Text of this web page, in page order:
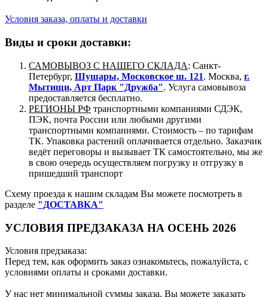
Условия заказа, оплаты и доставки
Виды и сроки доставки:
САМОВЫВОЗ С НАШЕГО СКЛАДА: Санкт-
Петербург, Шушары, Московское ш. 121. Москва, г.
Мытищи, Арт Парк "Дружба". Услуга самовывоза
предоставляется бесплатно.
РЕГИОНЫ РФ транспортными компаниями СДЭК,
ПЭК, почта России или любыми другими
транспортными компаниями. Стоимость – по тарифам
ТК. Упаковка растений оплачивается отдельно. Заказчик
ведёт переговоры и вызывает ТК самостоятельно, мы же
в свою очередь осуществляем погрузку и отгрузку в
пришедший транспорт
Схему проезда к нашим складам Вы можете посмотреть в
разделе "ДОСТАВКА"
УСЛОВИЯ ПРЕДЗАКАЗА НА ОСЕНЬ 2026
Условия предзаказа:
Перед тем, как оформить заказ ознакомьтесь, пожалуйста, с
условиями оплаты и сроками доставки.
У нас нет минимальной суммы заказа, Вы можете заказать